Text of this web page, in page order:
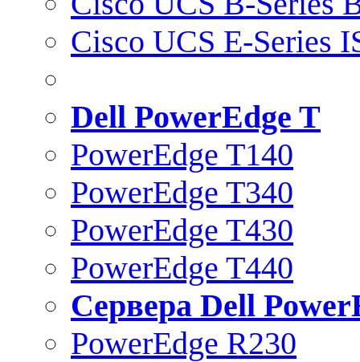
Cisco UCS E-Series
Dell PowerEdge T
PowerEdge T140
PowerEdge T340
PowerEdge T430
PowerEdge T440
Сервера Dell
PowerEdge R230